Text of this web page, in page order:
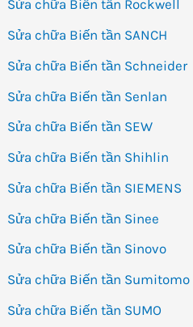
Sửa chữa Biến tần Rockwell
Sửa chữa Biến tần SANCH
Sửa chữa Biến tần Schneider
Sửa chữa Biến tần Senlan
Sửa chữa Biến tần SEW
Sửa chữa Biến tần Shihlin
Sửa chữa Biến tần SIEMENS
Sửa chữa Biến tần Sinee
Sửa chữa Biến tần Sinovo
Sửa chữa Biến tần Sumitomo
Sửa chữa Biến tần SUMO